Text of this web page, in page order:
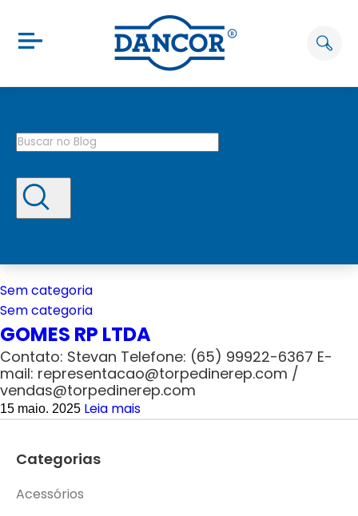
Sem categoria
Sem categoria
GOMES RP LTDA
Contato: Stevan Telefone: (65) 99922-6367 E-
mail: representacao@torpedinerep.com /
vendas@torpedinerep.com
15 maio. 2025 Leia mais
Categorias
Acessórios